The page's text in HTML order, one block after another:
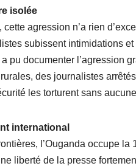
isolée
agression n’a rien
subissent intimidations
pu documenter l’agression
des journalistes
les torturent sans
international
l’Ouganda occupe la
liberté de la presse